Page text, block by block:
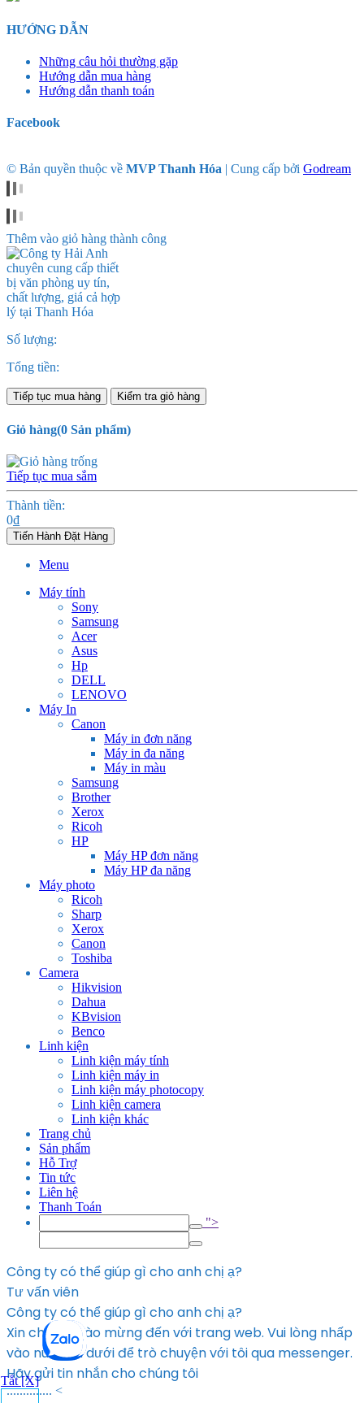
HƯỚNG DẪN
Những câu hỏi thường gặp
Hướng dẫn mua hàng
Hướng dẫn thanh toán
Facebook
© Bản quyền thuộc về MVP Thanh Hóa Cung cấp bởi Godream
Thêm vào giỏ hàng thành công
Số lượng:
Tổng tiền:
Tiếp tục mua hàng Kiểm tra giỏ hàng
Giỏ hàng(0 Sản phẩm)
Tiếp tục mua sắm
Thành tiền:
0₫
Tiến Hành Đặt Hàng
Menu
Máy tính
Sony
Samsung
Acer
Asus
Hp
DELL
LENOVO
Máy In
Canon
Máy in đơn năng
Máy in đa năng
Máy in màu
Samsung
Brother
Xerox
Ricoh
HP
Máy HP đơn năng
Máy HP đa năng
Máy photo
Ricoh
Sharp
Xerox
Canon
Toshiba
Camera
Hikvision
Dahua
KBvision
Benco
Linh kiện
Linh kiện máy tính
Linh kiện máy in
Linh kiện máy photocopy
Linh kiện camera
Linh kiện khác
Trang chủ
Sản phẩm
Hỗ Trợ
Tin tức
Liên hệ
Thanh Toán
">
Công ty có thể giúp gì cho anh chị ạ?
Tư vấn viên
Công ty có thể giúp gì cho anh chị ạ?
Xin chào, Chào mừng đến với trang web. Vui lòng nhấp
vào nút bên dưới để trò chuyện với tôi qua messenger.
Hãy gửi tin nhắn cho chúng tôi
Tắt [X]
.............. <